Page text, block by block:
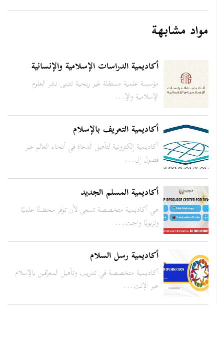
مواد مشابهة
أكاديمية الدراسات الإسلامية والإنسانية
مؤسسة علمية مستقلة غير ربحية تتبنى نشر العلوم
الإسلامية والإ...
أكاديمية التعريف بالإسلام
أكاديمية إلكترونية لتأهيل الدعاة في أنحاء العالم عبر
فصول إل...
أكاديمية المسلم الجديد
هي أكاديمية متخصصة تسعى لأن توفر محضنًا علميًا
وتربويًا واجت...
أكاديمية رسل السلام
أكاديمية متخصصة في تدريب وتأهيل المعرّفين بالإسلام
عبر الإنت...